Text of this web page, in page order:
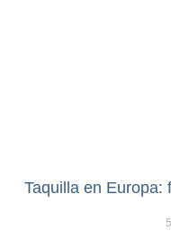
Taquilla en Europa: